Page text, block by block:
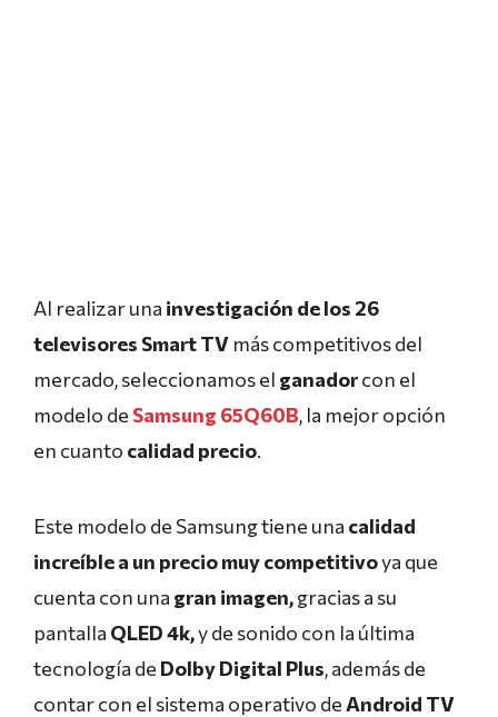
Al realizar una investigación de los 26
televisores Smart TV más competitivos del
mercado, seleccionamos el ganadorcon el
modelo de Samsung 65Q60B, la mejor opción
en cuanto calidad precio.
Este modelo de Samsung tiene una calidad
increíble a un preciomuy competitivoya que
cuenta con una gran imagen,gracias a su
pantalla QLED 4k,y de sonido con la última
tecnología de Dolby Digital Plus, además de
contar con el sistema operativo deAndroid TV